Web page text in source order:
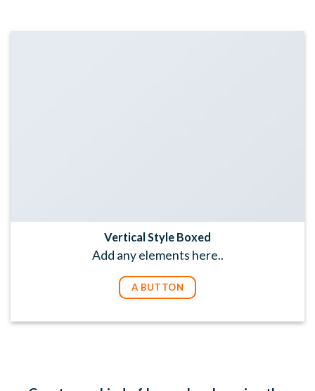
Vertical Style Boxed
Add any elements here..
A BUTTON